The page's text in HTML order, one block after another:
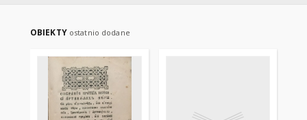
OBIEKTY ostatnio dodane